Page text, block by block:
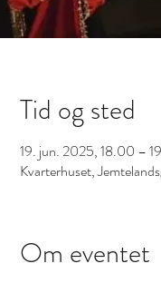
Tid og sted
19. jun. 2025, 18.00 –
Kvarterhuset,
Om eventet